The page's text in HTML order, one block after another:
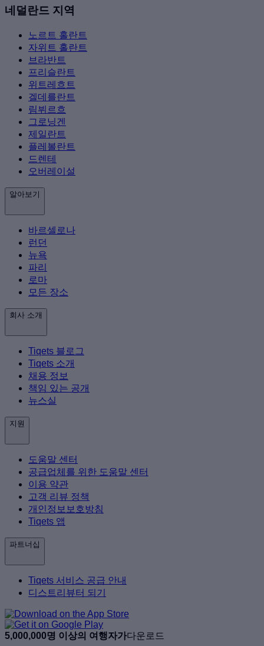
네덜란드 지역
노르트 홀란트
자위트 홀란트
브라반트
프리슬란트
위트레흐트
겔데를란트
림뷔르흐
그로닝겐
제일란트
플레볼란트
드렌테
오버레이설
알아보기
바르셀로나
런던
뉴욕
파리
로마
모든 장소
회사 소개
Tiqets 블로그
Tiqets 소개
채용 정보
책임 있는 공개
뉴스실
지원
도움말 센터
공급업체를 위한 도움말 센터
이용 약관
고객 리뷰 정책
개인정보보호방침
Tiqets 앱
파트너십
Tiqets 서비스 공급 안내
디스트리뷰터 되기
5,000,000명 이상의 여행자가다운로드